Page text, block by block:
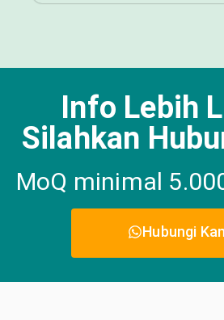
Info Lebih
Silahkan
MoQ minimal
Hubungi